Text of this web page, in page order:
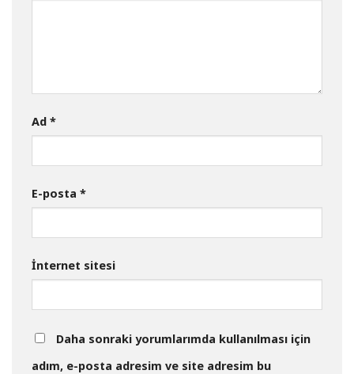
Ad *
E-posta *
İnternet sitesi
Daha sonraki yorumlarımda kullanılması için
adım, e-posta adresim ve site adresim bu